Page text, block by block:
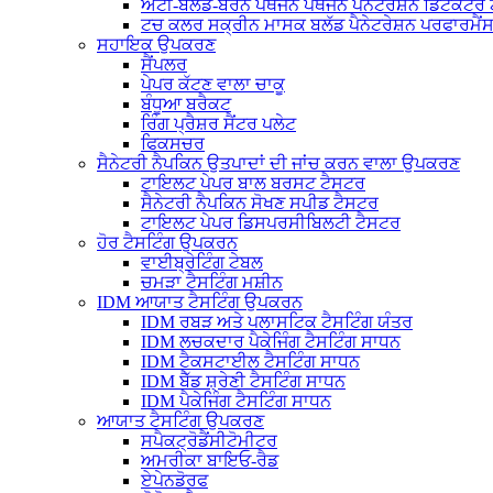
ਐਂਟੀ-ਬਲੱਡ-ਬੋਰਨ ਪੈਥੋਜਨ ਪੈਥੋਜਨ ਪੈਨੇਟਰੇਸ਼ਨ ਡਿਟੈਕਟਰ
ਟਚ ਕਲਰ ਸਕ੍ਰੀਨ ਮਾਸਕ ਬਲੱਡ ਪੈਨੇਟਰੇਸ਼ਨ
ਸਹਾਇਕ ਉਪਕਰਣ
ਸੈਂਪਲਰ
ਪੇਪਰ ਕੱਟਣ ਵਾਲਾ ਚਾਕੂ
ਬੰਧੂਆ ਬਰੈਕਟ
ਰਿੰਗ ਪ੍ਰੈਸ਼ਰ ਸੈਂਟਰ ਪਲੇਟ
ਫਿਕਸਚਰ
ਸੈਨੇਟਰੀ ਨੈਪਕਿਨ ਉਤਪਾਦਾਂ ਦੀ ਜਾਂਚ ਕਰਨ ਵਾਲਾ ਉਪਕਰਣ
ਟਾਇਲਟ ਪੇਪਰ ਬਾਲ ਬਰਸਟ ਟੈਸਟਰ
ਸੈਨੇਟਰੀ ਨੈਪਕਿਨ ਸੋਖਣ ਸਪੀਡ ਟੈਸਟਰ
ਟਾਇਲਟ ਪੇਪਰ ਡਿਸਪਰਸੀਬਿਲਟੀ ਟੈਸਟਰ
ਹੋਰ ਟੈਸਟਿੰਗ ਉਪਕਰਨ
ਵਾਈਬ੍ਰੇਟਿੰਗ ਟੇਬਲ
ਚਮੜਾ ਟੈਸਟਿੰਗ ਮਸ਼ੀਨ
IDM ਆਯਾਤ ਟੈਸਟਿੰਗ ਉਪਕਰਨ
IDM ਰਬੜ ਅਤੇ ਪਲਾਸਟਿਕ ਟੈਸਟਿੰਗ ਯੰਤਰ
IDM ਲਚਕਦਾਰ ਪੈਕੇਜਿੰਗ ਟੈਸਟਿੰਗ ਸਾਧਨ
IDM ਟੈਕਸਟਾਈਲ ਟੈਸਟਿੰਗ ਸਾਧਨ
IDM ਬੈੱਡ ਸ਼੍ਰੇਣੀ ਟੈਸਟਿੰਗ ਸਾਧਨ
IDM ਪੈਕੇਜਿੰਗ ਟੈਸਟਿੰਗ ਸਾਧਨ
ਆਯਾਤ ਟੈਸਟਿੰਗ ਉਪਕਰਣ
ਸਪੈਕਟ੍ਰੋਡੈਂਸੀਟੋਮੀਟਰ
ਅਮਰੀਕਾ ਬਾਇਓ-ਰੈਡ
ਏਪੇਨਡੋਰਫ